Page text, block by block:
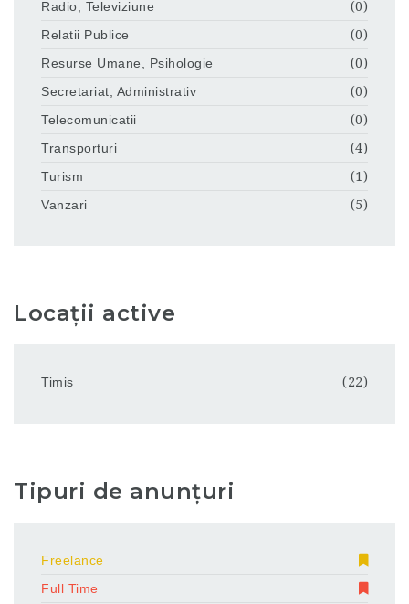
Radio, Televiziune
(0)
Relatii Publice
(0)
Resurse Umane, Psihologie
(0)
Secretariat, Administrativ
(0)
Telecomunicatii
(0)
Transporturi
(4)
Turism
(1)
Vanzari
(5)
Locații active
Timis (22)
Tipuri de anunțuri
Freelance
Full Time